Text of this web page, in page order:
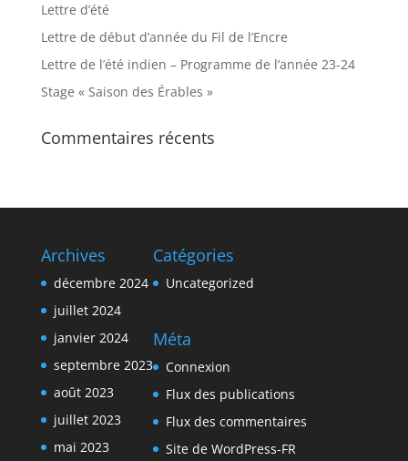
Lettre d’été
Lettre de début d’année du Fil de l’Encre
Lettre de l’été indien – Programme de l’année 23-24
Stage « Saison des Érables »
Commentaires récents
Archives
décembre 2024
juillet 2024
janvier 2024
septembre 2023
août 2023
juillet 2023
mai 2023
Catégories
Uncategorized
Méta
Connexion
Flux des publications
Flux des commentaires
Site de WordPress-FR